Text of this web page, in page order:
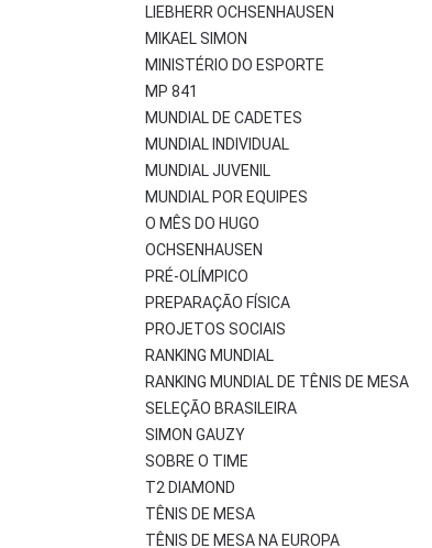
LIEBHERR OCHSENHAUSEN
MIKAEL SIMON
MINISTÉRIO DO ESPORTE
MP 841
MUNDIAL DE CADETES
MUNDIAL INDIVIDUAL
MUNDIAL JUVENIL
MUNDIAL POR EQUIPES
O MÊS DO HUGO
OCHSENHAUSEN
PRÉ-OLÍMPICO
PREPARAÇÃO FÍSICA
PROJETOS SOCIAIS
RANKING MUNDIAL
RANKING MUNDIAL DE TÊNIS DE MESA
SELEÇÃO BRASILEIRA
SIMON GAUZY
SOBRE O TIME
T2 DIAMOND
TÊNIS DE MESA
TÊNIS DE MESA NA EUROPA